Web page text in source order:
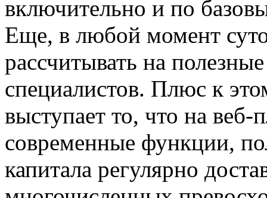
включительно и по
Еще, в любой момент
рассчитывать на
специалистов. Плюс к
выступает то, что на
современные функции,
капитала регулярно